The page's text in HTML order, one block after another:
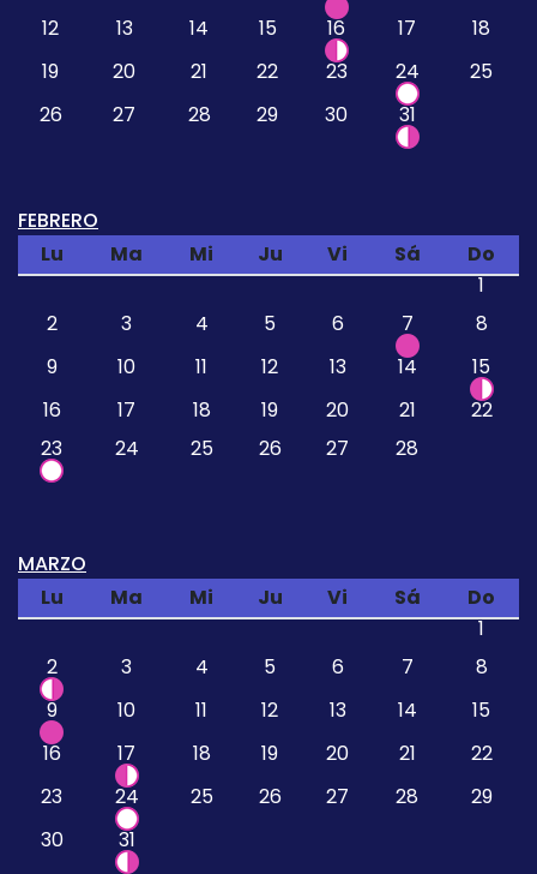
12
13 14 15 16 17
18
19
20 21 22 23 24
25
26
27 28 29 30 31
FEBRERO
Lu
Ma Mi Ju Vi Sá
Do
1
2
3 4 5 6 7
8
9
10 11 12 13 14
15
16
17 18 19 20 21
22
23
24 25 26 27 28
MARZO
Lu
Ma Mi Ju Vi Sá
Do
1
2
3 4 5 6 7
8
9
10 11 12 13 14
15
16
17 18 19 20 21
22
23
24 25 26 27 28
29
30
31